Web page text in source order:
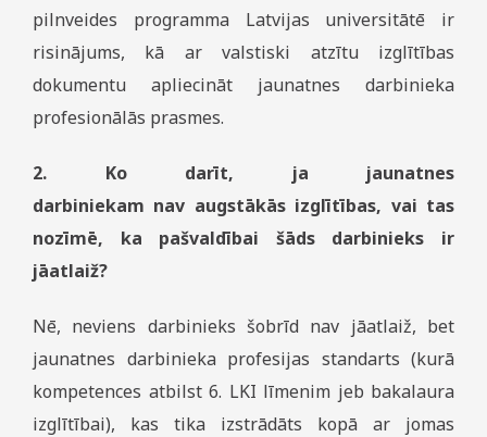
pilnveides programma Latvijas universitātē ir
risinājums, kā ar valstiski atzītu izglītības
dokumentu apliecināt jaunatnes darbinieka
profesionālās prasmes.
2. Ko darīt, ja jaunatnes
darbiniekam nav augstākās izglītības, vai tas
nozīmē, ka pašvaldībai šāds darbinieks ir
jāatlaiž?
Nē, neviens darbinieks šobrīd nav jāatlaiž, bet
jaunatnes darbinieka profesijas standarts (kurā
kompetences atbilst 6. LKI līmenim jeb bakalaura
izglītībai), kas tika izstrādāts kopā ar jomas